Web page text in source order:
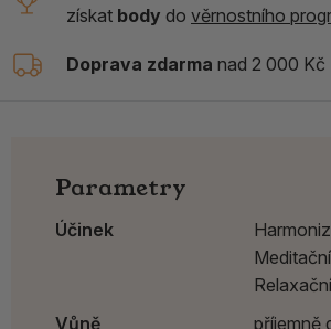
získat body do věrnostního
Doprava zdarma nad 2 000 Kč
Parametry
Účinek
Meditační
Vůně
příjemně